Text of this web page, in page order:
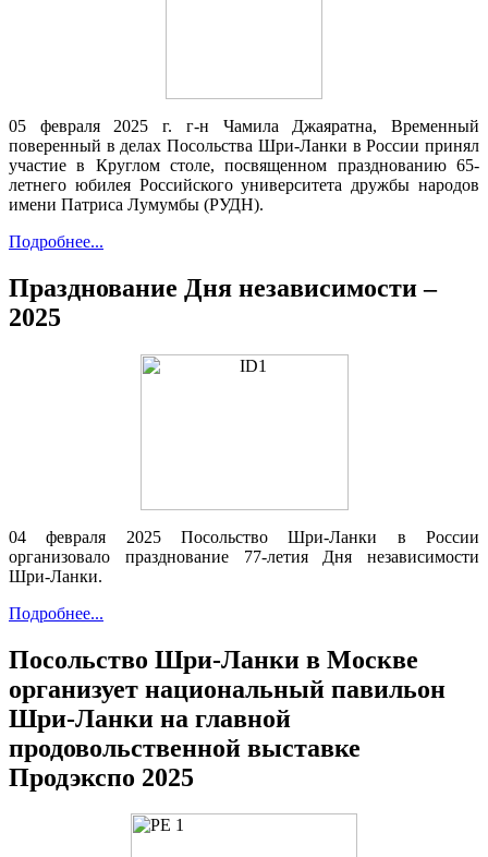
05 февраля 2025 г. г-н Чамила Джаяратна, Временный
поверенный в делах Посольства Шри-Ланки в России принял
участие в Круглом столе, посвященном празднованию 65-
летнего юбилея Российского университета дружбы народов
имени Патриса Лумумбы (РУДН).
Подробнее...
Празднование Дня независимости –
2025
04 февраля 2025 Посольство Шри-Ланки в России
организовало празднование 77-летия Дня независимости
Шри-Ланки.
Подробнее...
Посольство Шри-Ланки в Москве
организует национальный павильон
Шри-Ланки на главной
продовольственной выставке
Продэкспо 2025